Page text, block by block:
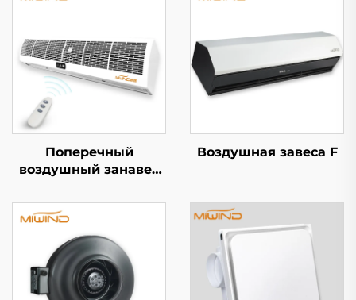
Поперечный
воздушный занавес
Воздушная завеса F